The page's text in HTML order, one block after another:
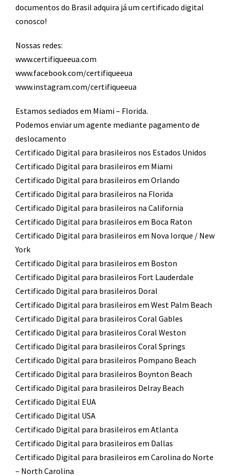
documentos do Brasil adquira já um certificado digital
conosco!
Nossas redes:
www.certifiqueeua.com
www.facebook.com/certifiqueeua
www.instagram.com/certifiqueeua
Estamos sediados em Miami – Florida.
Podemos enviar um agente mediante pagamento de
deslocamento​
Certificado Digital para brasileiros nos Estados Unidos
Certificado Digital para brasileiros em Miami
Certificado Digital para brasileiros em Orlando
Certificado Digital para brasileiros na Florida
Certificado Digital para brasileiros na California
Certificado Digital para brasileiros em Boca Raton
Certificado Digital para brasileiros em Nova Iorque / New
York
Certificado Digital para brasileiros em Boston
Certificado Digital para brasileiros Fort Lauderdale
Certificado Digital para brasileiros Doral
Certificado Digital para brasileiros em West Palm Beach
Certificado Digital para brasileiros Coral Gables
Certificado Digital para brasileiros Coral Weston
Certificado Digital para brasileiros Coral Springs
Certificado Digital para brasileiros Pompano Beach
Certificado Digital para brasileiros Boynton Beach
Certificado Digital para brasileiros Delray Beach
Certificado Digital EUA
Certificado Digital USA
Certificado Digital para brasileiros em Atlanta
Certificado Digital para brasileiros em Dallas
Certificado Digital para brasileiros em Carolina do Norte
– North Carolina